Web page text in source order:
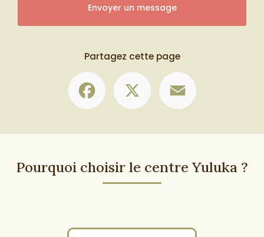
Envoyer un message
Partagez cette page
Facebook
Pourquoi choisir le centre Yuluka ?